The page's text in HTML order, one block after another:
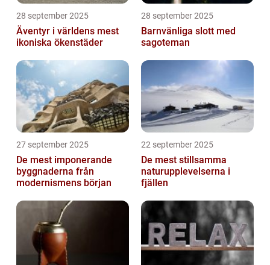
28 september 2025
Äventyr i världens mest
ikoniska ökenstäder
28 september 2025
Barnvänliga slott med
sagoteman
27 september 2025
De mest imponerande
byggnaderna från
modernismens början
22 september 2025
De mest stillsamma
naturupplevelserna i
fjällen